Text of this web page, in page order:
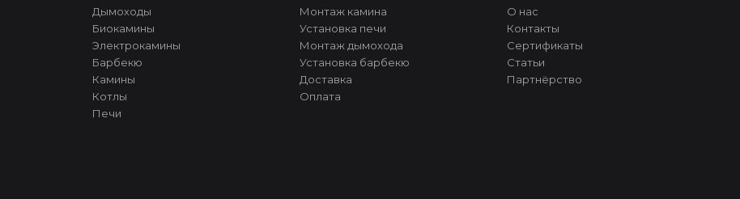
Дымоходы
Биокамины
Электрокамины
Барбекю
Камины
Котлы
Печи
Монтаж камина
Установка печи
Монтаж дымохода
Установка барбекю
Доставка
Оплата
О нас
Контакты
Сертификаты
Статьи
Партнёрство